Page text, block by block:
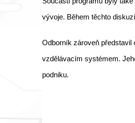
vývoje. Během těchto
Odborník zároveň představil
vzdělávacím systémem.
podniku.